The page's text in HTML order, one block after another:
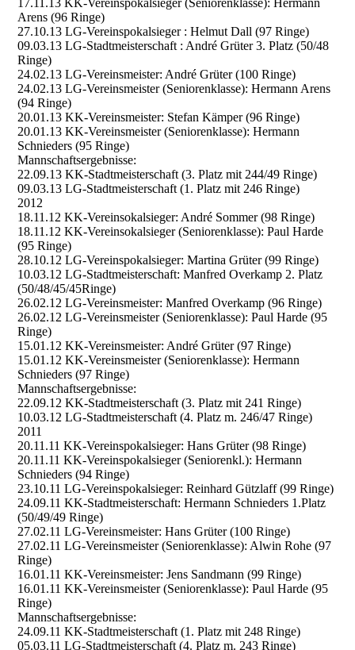
17.11.13 KK-Vereinspokalsieger (Seniorenklasse): Hermann
Arens (96 Ringe)
27.10.13 LG-Vereinspokalsieger : Helmut Dall (97 Ringe)
09.03.13 LG-Stadtmeisterschaft : André Grüter 3. Platz (50/48
Ringe)
24.02.13 LG-Vereinsmeister: André Grüter (100 Ringe)
24.02.13 LG-Vereinsmeister (Seniorenklasse): Hermann Arens
(94 Ringe)
20.01.13 KK-Vereinsmeister: Stefan Kämper (96 Ringe)
20.01.13 KK-Vereinsmeister (Seniorenklasse): Hermann
Schnieders (95 Ringe)
Mannschaftsergebnisse:
22.09.13 KK-Stadtmeisterschaft (3. Platz mit 244/49 Ringe)
09.03.13 LG-Stadtmeisterschaft (1. Platz mit 246 Ringe)
2012
18.11.12 KK-Vereinsokalsieger: André Sommer (98 Ringe)
18.11.12 KK-Vereinsokalsieger (Seniorenklasse): Paul Harde
(95 Ringe)
28.10.12 LG-Vereinspokalsieger: Martina Grüter (99 Ringe)
10.03.12 LG-Stadtmeisterschaft: Manfred Overkamp 2. Platz
(50/48/45/45Ringe)
26.02.12 LG-Vereinsmeister: Manfred Overkamp (96 Ringe)
26.02.12 LG-Vereinsmeister (Seniorenklasse): Paul Harde (95
Ringe)
15.01.12 KK-Vereinsmeister: André Grüter (97 Ringe)
15.01.12 KK-Vereinsmeister (Seniorenklasse): Hermann
Schnieders (97 Ringe)
Mannschaftsergebnisse:
22.09.12 KK-Stadtmeisterschaft (3. Platz mit 241 Ringe)
10.03.12 LG-Stadtmeisterschaft (4. Platz m. 246/47 Ringe)
2011
20.11.11 KK-Vereinspokalsieger: Hans Grüter (98 Ringe)
20.11.11 KK-Vereinspokalsieger (Seniorenkl.): Hermann
Schnieders (94 Ringe)
23.10.11 LG-Vereinspokalsieger: Reinhard Gützlaff (99 Ringe)
24.09.11 KK-Stadtmeisterschaft: Hermann Schnieders 1.Platz
(50/49/49 Ringe)
27.02.11 LG-Vereinsmeister: Hans Grüter (100 Ringe)
27.02.11 LG-Vereinsmeister (Seniorenklasse): Alwin Rohe (97
Ringe)
16.01.11 KK-Vereinsmeister: Jens Sandmann (99 Ringe)
16.01.11 KK-Vereinsmeister (Seniorenklasse): Paul Harde (95
Ringe)
Mannschaftsergebnisse:
24.09.11 KK-Stadtmeisterschaft (1. Platz mit 248 Ringe)
05.03.11 LG-Stadtmeisterschaft (4. Platz m. 243 Ringe)